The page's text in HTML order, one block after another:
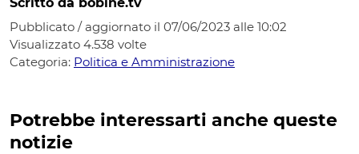
Pubblicato / aggiornato il 07/06/2023 alle 10:02
Visualizzato 4.538 volte
Categoria: Politica e Amministrazione
Potrebbe interessarti anche queste
notizie